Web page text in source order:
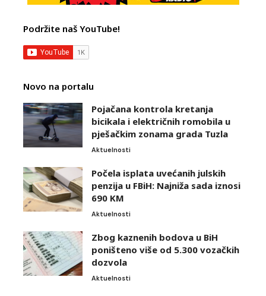
Podržite naš YouTube!
Novo na portalu
Pojačana kontrola kretanja
bicikala i električnih romobila u
pješačkim zonama grada Tuzla
Aktuelnosti
Počela isplata uvećanih julskih
penzija u FBiH: Najniža sada iznosi
690 KM
Aktuelnosti
Zbog kaznenih bodova u BiH
poništeno više od 5.300 vozačkih
dozvola
Aktuelnosti